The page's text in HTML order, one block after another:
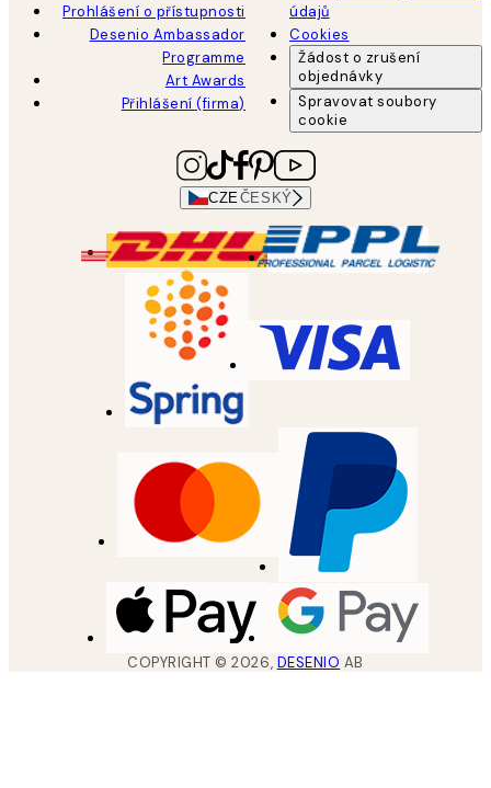
Prohlášení o přístupnosti
Desenio Ambassador
Programme
Art Awards
Přihlášení (firma)
údajů
Cookies
Žádost o zrušení
objednávky
Spravovat soubory
cookie
CZE ČESKÝ
COPYRIGHT ©2026, DESENIO AB